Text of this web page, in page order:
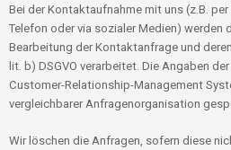
Bei der Kontaktaufnahme mit uns (z.B.
Telefon oder via sozialer Medien) werden
Bearbeitung der Kontaktanfrage und
lit. b) DSGVO verarbeitet. Die Angaben
Customer-Relationship-Management
vergleichbarer Anfragenorganisation
Wir löschen die Anfragen, sofern diese